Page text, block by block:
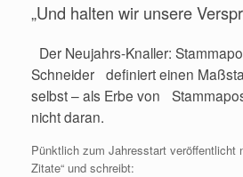
„Und halten wir unsere
Der Neujahrs-Knaller:
Schneider definiert einen
selbst – als Erbe von
nicht daran.
Pünktlich zum Jahresstart veröffentlicht
Zitate“ und schreibt: